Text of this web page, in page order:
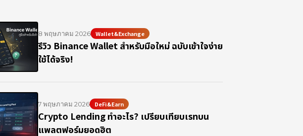
8 พฤษภาคม 2026 Wallet&Exchange
รีวิว Binance Wallet สำหรับมือใหม่ ฉบับเข้าใจง่าย
ใช้ได้จริง!
7 พฤษภาคม 2026 DeFi&Earn
Crypto Lending ทำอะไร? เปรียบเทียบเรทบน
แพลตฟอร์มยอดฮิต